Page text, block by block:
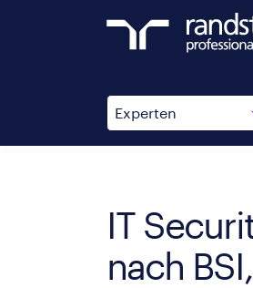
Experten
Suche
IT
nach